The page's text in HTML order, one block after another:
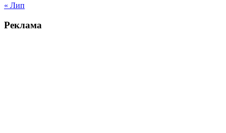
« Лип
Реклама